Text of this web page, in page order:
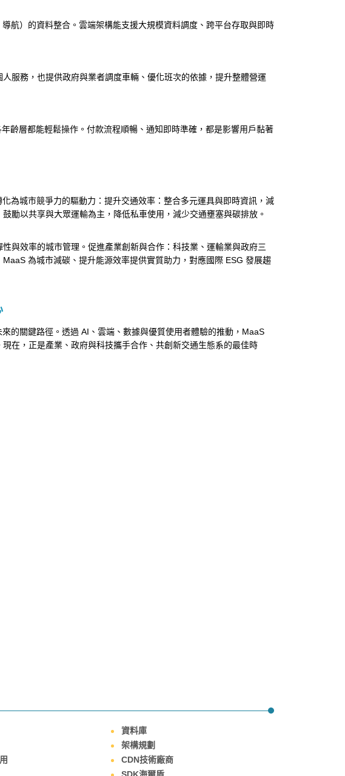
航）的資料整合。雲端架構能支援大規模資料調度、跨平台存取與即時
服務，也提供政府與業者調度車輛、優化班次的依據，提升整體營運
齡層都能輕鬆操作。付款流程順暢、通知即時準確，都是影響用戶黏著
為城市競爭力的驅動力：提升交通效率：整合多元運具與即時資訊，減
勵以共享與大眾運輸為主，降低私車使用，減少交通壅塞與碳排放。
與效率的城市管理。促進產業創新與合作：科技業、運輸業與政府三
為城市減碳、提升能源效率提供實質助力，對應國際 ESG 發展趨
的關鍵路徑。透過 AI、雲端、數據與優質使用者體驗的推動，MaaS
在，正是產業、政府與科技攜手合作、共創新交通生態系的最佳時
資料庫
架構規劃
CDN技術廠商
SDK海爾盾